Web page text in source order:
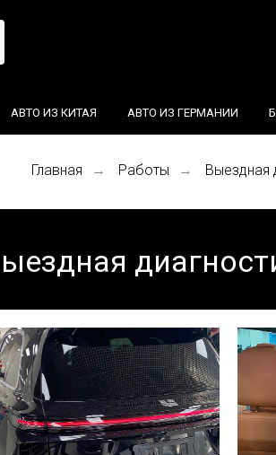
АВТО ИЗ КИТАЯ АВТО ИЗ ГЕРМАНИИ
Главная → Работы → Выездная